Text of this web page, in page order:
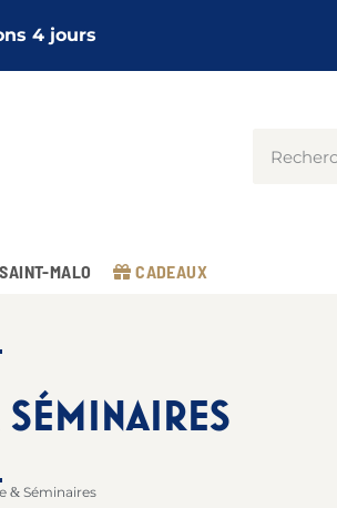
4 jours
SAINT-MALO CADEAUX
SÉMINAIRES
&Séminaires